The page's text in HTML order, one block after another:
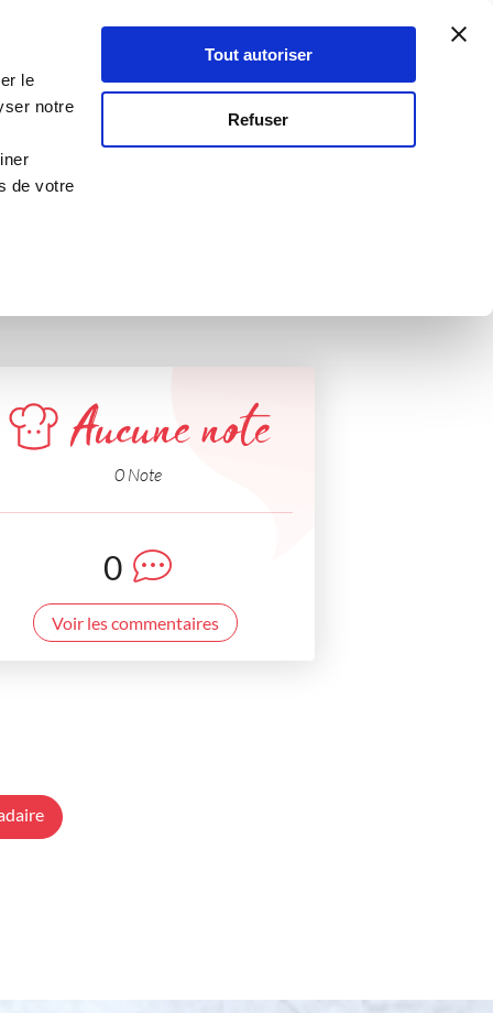
le
notre
de votre
Tout autoriser
Refuser
Se connecter
de chocolat
Sans gluten
Aucune note
0 Note
0
Voir les commentaires